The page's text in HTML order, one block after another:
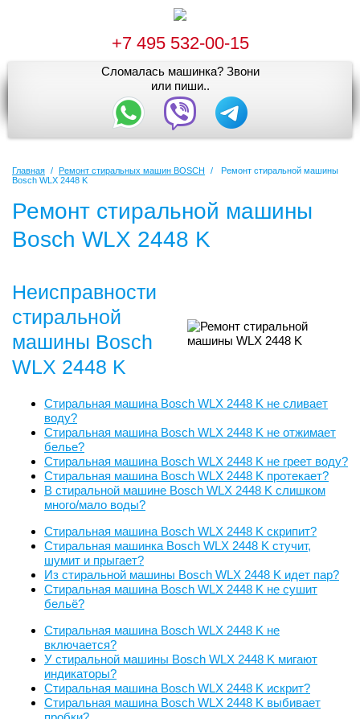
+7 495 532-00-15
Сломалась машинка? Звони
или пиши..
Главная / Ремонт стиральных машин BOSCH /
Ремонт стиральной машины
Bosch WLX 2448 K
Ремонт стиральной машины
Bosch WLX 2448 K
Неисправности
стиральной
машины Bosch
WLX 2448 K
Стиральная машина Bosch WLX 2448 K не сливает
воду?
Стиральная машина Bosch WLX 2448 K не отжимает
белье?
Стиральная машина Bosch WLX 2448 K не греет воду?
Стиральная машина Bosch WLX 2448 K протекает?
В стиральной машине Bosch WLX 2448 K слишком
много/мало воды?
Стиральная машина Bosch WLX 2448 K скрипит?
Стиральная машинка Bosch WLX 2448 K стучит,
шумит и прыгает?
Из стиральной машины Bosch WLX 2448 K идет пар?
Стиральная машина Bosch WLX 2448 K не сушит
бельё?
Стиральная машина Bosch WLX 2448 K не
включается?
У стиральной машины Bosch WLX 2448 K мигают
индикаторы?
Стиральная машина Bosch WLX 2448 K искрит?
Стиральная машина Bosch WLX 2448 K выбивает